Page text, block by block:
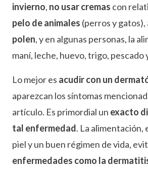
invierno, no usar cremas con
pelo de animales (perros y gatos),
polen, y en algunas personas, la
maní, leche, huevo, trigo, pescado
Lo mejor es acudir con un
aparezcan los síntomas
artículo. Es primordial un exacto
tal enfermedad. La alimentación,
piel y un buen régimen de vida,
enfermedades como la